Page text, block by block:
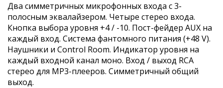
the
images
gallery
Два симметричных микрофонных входа с 3-
полосным эквалайзером. Четыре стерео входа.
Кнопка выбора уровня +4 / -10. Пост-фейдер AUX на
каждый вход. Система фантомного питания (+48 V).
Наушники и Control Room. Индикатор уровня на
каждый входной канал моно. Вход / выход RCA
стерео для MP3-плееров. Симметричный общий
выход.